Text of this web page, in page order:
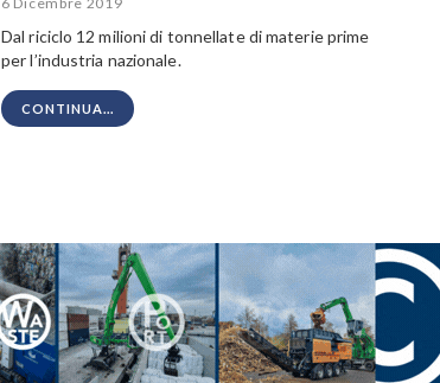
Dal riciclo 12 milioni di tonnellate di materie prime
per l’industria nazionale.
CONTINUA...